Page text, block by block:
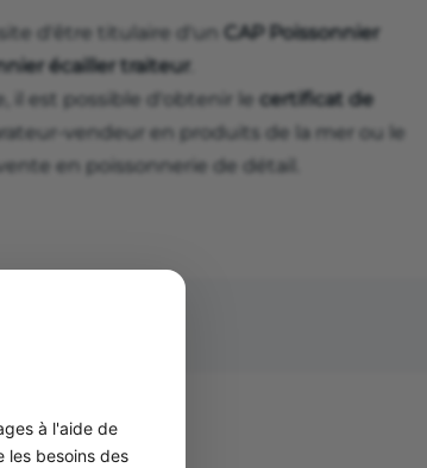
à l'aide de
les besoins des
d'être titulaire d'un CAP Poissonnier
écailler traiteur
il est possible d'obtenir le certificat de
vendeur en produits de la mer ou le
en poissonnerie de détail.